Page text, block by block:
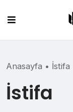
content
Anasayfa • İstifa
İstifa